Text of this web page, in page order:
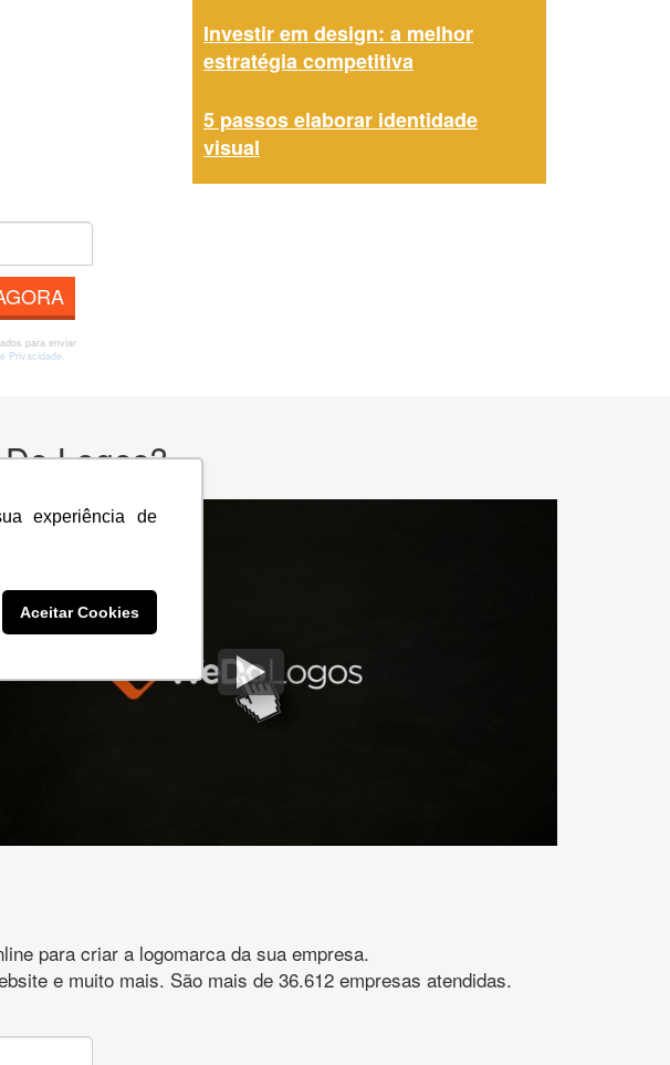
experiência de
Aceitar Cookies
Investir em design: a melhor
estratégia competitiva
5 passos elaborar identidade
visual
para enviar
Privacidade.
Logos?
para criar a logomarca da sua empresa.
e muito mais. São mais de 36.612 empresas atendidas.